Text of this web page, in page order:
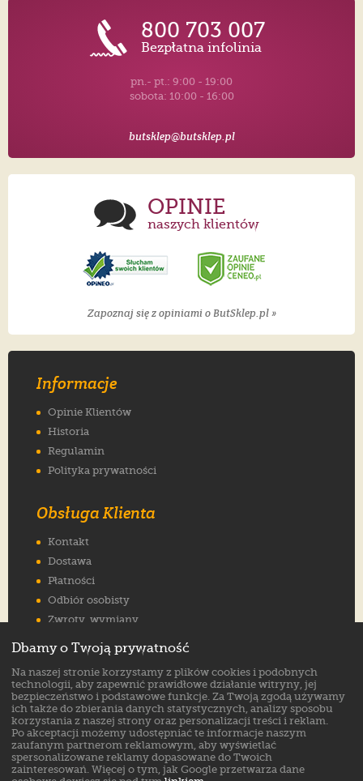
800 703 007
Bezpłatna infolinia
pn.- pt.: 9:00 - 19:00
sobota: 10:00 - 16:00
butsklep@butsklep.pl
OPINIE
naszych klientów
Zapoznaj się z opiniami o ButSklep.pl »
Informacje
Opinie Klientów
Historia
Regulamin
Polityka prywatności
Obsługa Klienta
Kontakt
Dostawa
Płatności
Odbiór osobisty
Zwroty, wymiany
Jak wybrać rozmiar
FAQ
Znajdź nas na:
Dbamy o Twoją prywatność
Na naszej stronie korzystamy z plików cookies i podobnych
technologii, aby zapewnić prawidłowe działanie witryny, jej
bezpieczeństwo i podstawowe funkcje. Za Twoją zgodą używamy
ich także do zbierania danych statystycznych, analizy sposobu
korzystania z naszej strony oraz personalizacji treści i reklam.
Po akceptacji możemy udostępniać te informacje naszym
zaufanym partnerom reklamowym, aby wyświetlać
spersonalizowane reklamy dopasowane do Twoich
zainteresowań. Więcej o tym, jak Google przetwarza dane